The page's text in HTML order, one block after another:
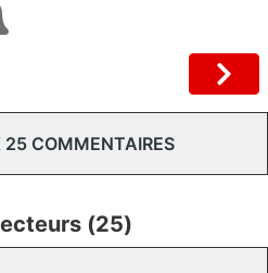
25 COMMENTAIRES
(25)